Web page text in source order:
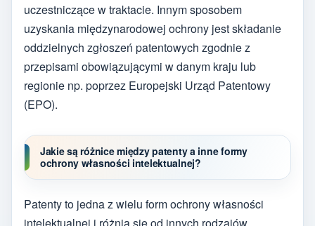
uczestniczące w traktacie. Innym sposobem
uzyskania międzynarodowej ochrony jest składanie
oddzielnych zgłoszeń patentowych zgodnie z
przepisami obowiązującymi w danym kraju lub
regionie np. poprzez Europejski Urząd Patentowy
(EPO).
Jakie są różnice między patenty a inne formy
ochrony własności intelektualnej?
Patenty to jedna z wielu form ochrony własności